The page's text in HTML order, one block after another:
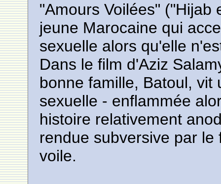
"Amours Voilées" ("Hijab
jeune Marocaine qui
sexuelle alors qu'elle
Dans le film d'Aziz
bonne famille, Batoul,
sexuelle - enflammée
histoire relativement
rendue subversive par
voile.